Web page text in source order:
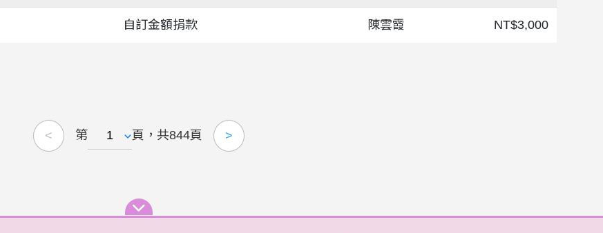
自訂金額捐款 陳雲霞 NT$3,000
< 第 頁，共844頁 >